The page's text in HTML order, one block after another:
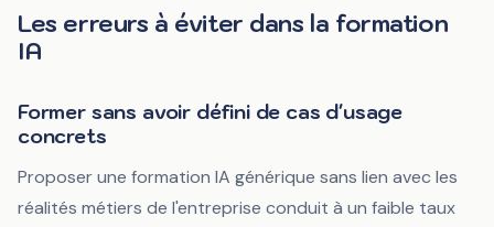
Les erreurs à éviter dans la formation
IA
Former sans avoir défini de cas d'usage
concrets
Proposer une formation IA générique sans lien avec les
réalités métiers de l'entreprise conduit à un faible taux